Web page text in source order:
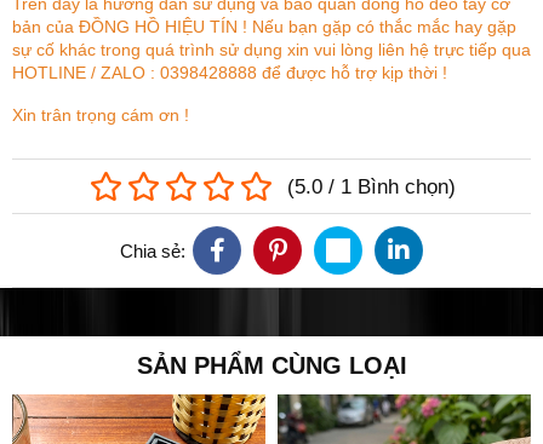
Trên đây là hướng dẫn sử dụng và bảo quản đồng hồ đeo tay cơ
bản của ĐỒNG HỒ HIỆU TÍN ! Nếu bạn gặp có thắc mắc hay gặp
sự cố khác trong quá trình sử dụng xin vui lòng liên hệ trực tiếp qua
HOTLINE / ZALO : 0398428888 để được hỗ trợ kịp thời !
Xin trân trọng cám ơn !
(5.0 / 1 Bình chọn)
Chia sẻ:
SẢN PHẨM CÙNG LOẠI